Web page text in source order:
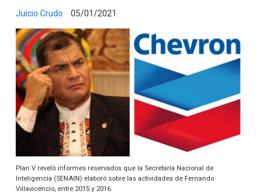
Juicio Crudo 05/01/2021
Plan V reveló informes reservados que la Secretaría Nacional de
Inteligencia (SENAIN) elaboró sobre las actividades de Fernando
Villavicencio, entre 2015 y 2016.